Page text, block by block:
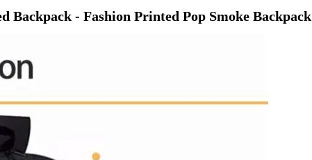
Backpack - Fashion Printed Pop Smoke Backpack